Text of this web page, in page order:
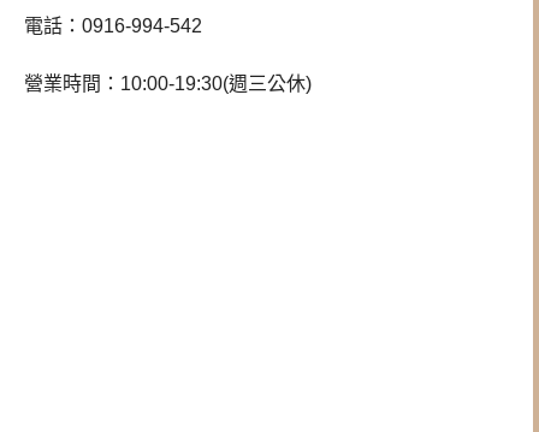
電話： 0916-994-542
營業時間：10:00-19:30(週三公休)